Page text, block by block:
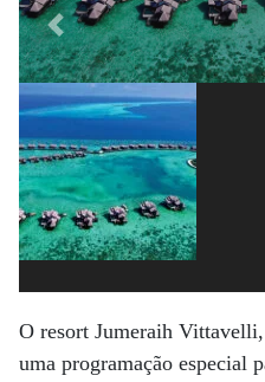
Previous
O resort Jumeraih
uma programação especial